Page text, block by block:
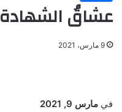
عشاقُ الشهادة
9 مارس، 2021
في مارس 9, 2021